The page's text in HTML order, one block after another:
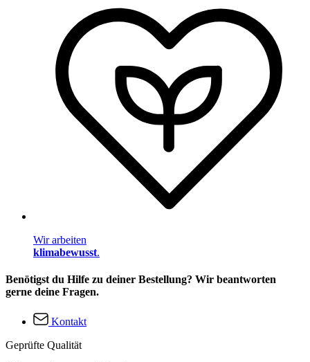
Wir arbeiten
klimabewusst.
Benötigst du Hilfe zu deiner Bestellung? Wir beantworten
gerne deine Fragen.
Kontakt
Geprüfte Qualität